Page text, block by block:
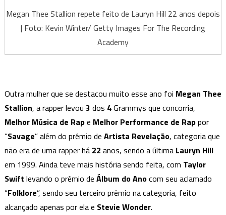
Megan Thee Stallion repete feito de Lauryn Hill 22 anos depois
| Foto: Kevin Winter/ Getty Images For The Recording
Academy
Outra mulher que se destacou muito esse ano foi Megan Thee
Stallion, a rapper levou 3 dos 4Grammys que concorria,
Melhor Música de Rape Melhor Performance de Rappor
“Savage” além do prêmio de Artista Revelação, categoria que
não era de uma rapper há22 anos, sendo a última Lauryn Hill
em 1999. Ainda teve mais história sendo feita, com Taylor
Swift levando o prêmio de Álbum do Anocom seu aclamado
“Folklore”, sendo seu terceiro prêmio na categoria, feito
alcançado apenas por ela e Stevie Wonder.